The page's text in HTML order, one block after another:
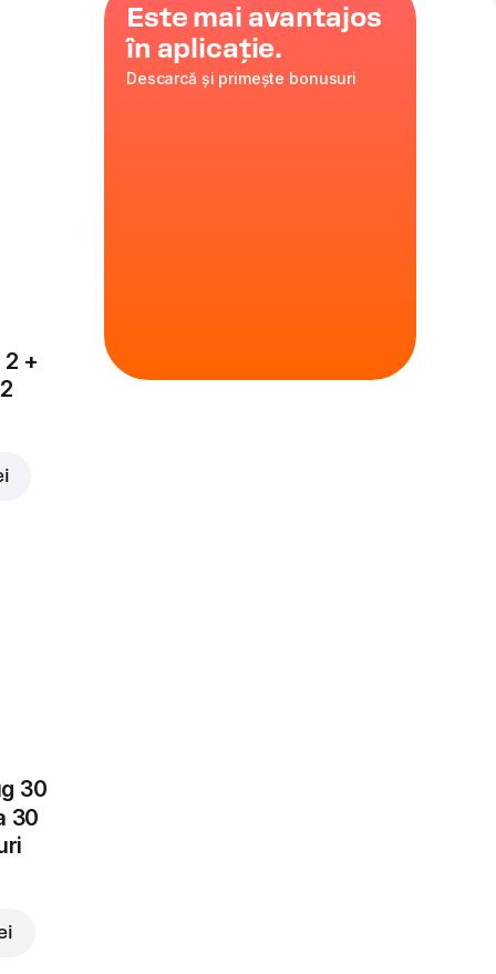
Este mai avantajos
în aplicație.
Descarcă și primește bonusuri
+
30
30